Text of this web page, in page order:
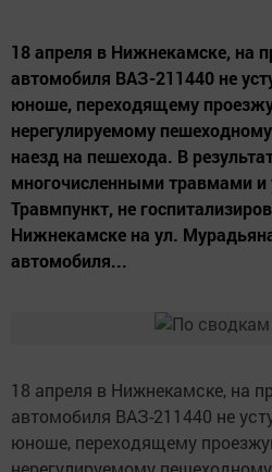
18 апреля в Нижнекамске, на
автомобиля ВАЗ-211440 не
юноше, переходящему
нерегулируемому
наезд на пешехода. В
многочисленными травмами
Травмпункт, не
Нижнекамске на ул.
автомобиля...
18 апреля в Нижнекамске, на
автомобиля ВАЗ-211440 не
юноше, переходящему